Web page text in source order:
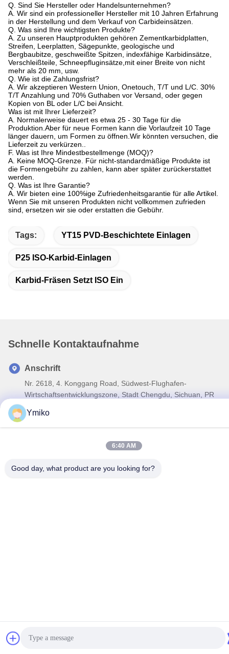
Q. Sind Sie Hersteller oder Handelsunternehmen?
A. Wir sind ein professioneller Hersteller mit 10 Jahren Erfahrung
in der Herstellung und dem Verkauf von Carbideinsätzen.
Q. Was sind Ihre wichtigsten Produkte?
A. Zu unseren Hauptprodukten gehören Zementkarbidplatten,
Streifen, Leerplatten, Sägepunkte, geologische und
Bergbaubitze, geschweißte Spitzen, indexfähige Karbidinsätze,
Verschleißteile, Schneepfluginsätze,mit einer Breite von nicht
mehr als 20 mm, usw.
Q. Wie ist die Zahlungsfrist?
A. Wir akzeptieren Western Union, Onetouch, T/T und L/C. 30%
T/T Anzahlung und 70% Guthaben vor Versand, oder gegen
Kopien von BL oder L/C bei Ansicht.
Was ist mit Ihrer Lieferzeit?
A. Normalerweise dauert es etwa 25 - 30 Tage für die
Produktion.Aber für neue Formen kann die Vorlaufzeit 10 Tage
länger dauern, um Formen zu öffnen.Wir könnten versuchen, die
Lieferzeit zu verkürzen..
F. Was ist Ihre Mindestbestellmenge (MOQ)?
A. Keine MOQ-Grenze. Für nicht-standardmäßige Produkte ist
die Formengebühr zu zahlen, kann aber später zurückerstattet
werden.
Q. Was ist Ihre Garantie?
A. Wir bieten eine 100%ige Zufriedenheitsgarantie für alle Artikel.
Wenn Sie mit unseren Produkten nicht vollkommen zufrieden
sind, ersetzen wir sie oder erstatten die Gebühr.
Tags: YT15 PVD-Beschichtete Einlagen
P25 ISO-Karbid-Einlagen
Karbid-Fräsen Setzt ISO Ein
Schnelle Kontaktaufnahme
Anschrift
Nr. 2618, 4. Konggang Road, Südwest-Flughafen-
Wirtschaftsentwicklungszone, Stadt Chengdu, Sichuan, PR
sales_1@santoncc.com
Ymiko
6:40 AM
Good day, what product are you looking for?